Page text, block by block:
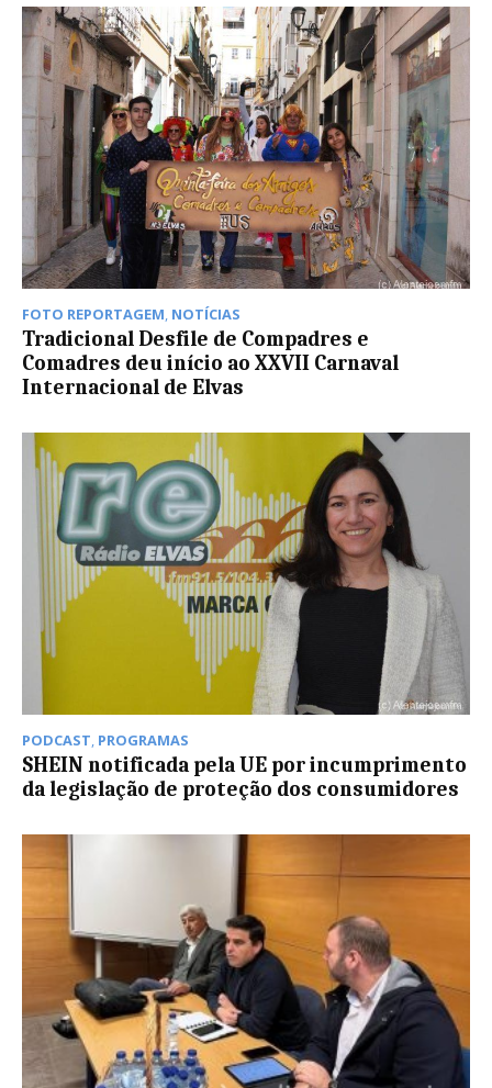
FOTO REPORTAGEM, NOTÍCIAS
Tradicional Desfile de Compadres e
Comadres deu início ao XXVII Carnaval
Internacional de Elvas
PODCAST, PROGRAMAS
SHEIN notificada pela UE por incumprimento
da legislação de proteção dos consumidores